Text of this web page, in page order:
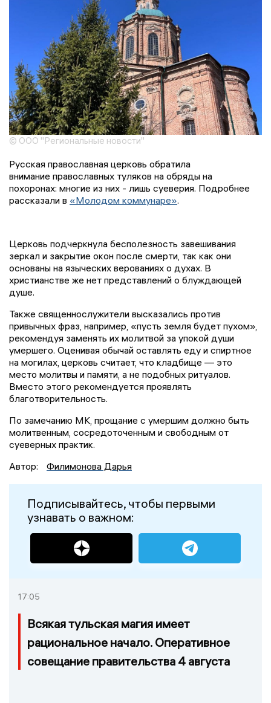
© ООО "Региональные новости"
Русская православная церковь обратила
внимание православных туляков на обряды на
похоронах: многие из них - лишь суеверия. Подробнее
рассказали в «Молодом коммунаре».
Церковь подчеркнула бесполезность завешивания
зеркал и закрытие окон после смерти, так как они
основаны на языческих верованиях о духах. В
христианстве же нет представлений о блуждающей
душе.
Также священнослужители высказались против
привычных фраз, например, «пусть земля будет пухом»,
рекомендуя заменять их молитвой за упокой души
умершего. Оценивая обычай оставлять еду и спиртное
на могилах, церковь считает, что кладбище — это
место молитвы и памяти, а не подобных ритуалов.
Вместо этого рекомендуется проявлять
благотворительность.
По замечанию МК, прощание с умершим должно быть
молитвенным, сосредоточенным и свободным от
суеверных практик.
Автор:
Филимонова Дарья
Подписывайтесь, чтобы первыми
узнавать о важном:
17:05
Всякая тульская магия имеет
рациональное начало. Оперативное
совещание правительства 4 августа